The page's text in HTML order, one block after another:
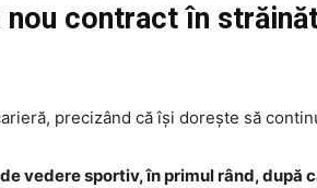
nou contract în
precizând că își dorește să
vedere sportiv, în primul rând, după